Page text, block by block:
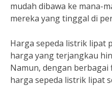
mudah dibawa ke mana-
mereka yang tinggal di
Harga sepeda listrik lipat
harga yang terjangkau
Namun, dengan
harga sepeda listrik lipat